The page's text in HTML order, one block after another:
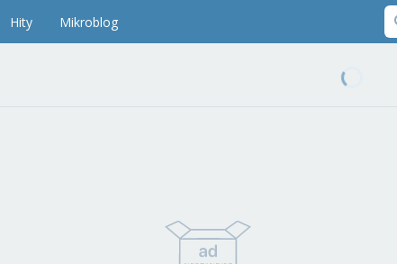
Hity Mikroblog